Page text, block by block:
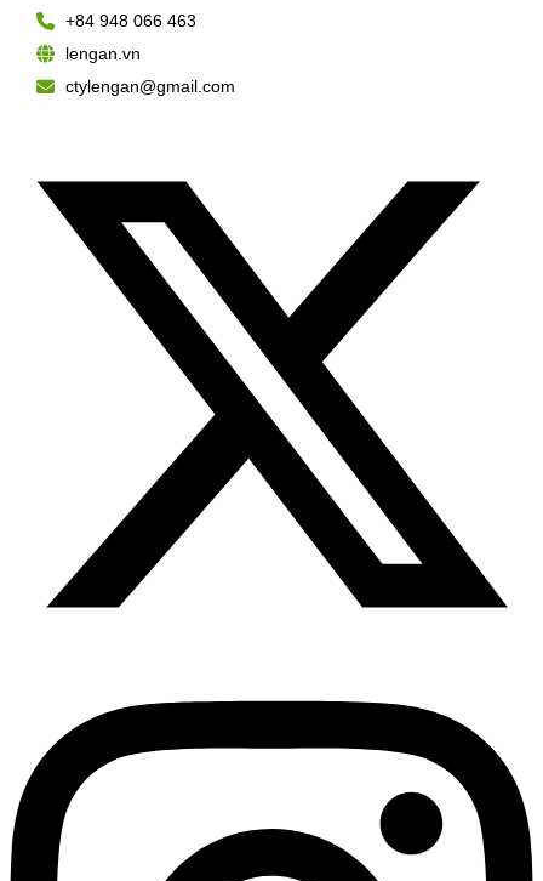
+84 948 066 463
lengan.vn
ctylengan@gmail.com